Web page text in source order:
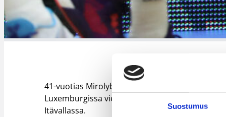
Suostumus
41-vuotias Mirolybov on valmentanut edelliset
Luxemburgissa vietetyn kauden jälkeen on
Itävallassa.